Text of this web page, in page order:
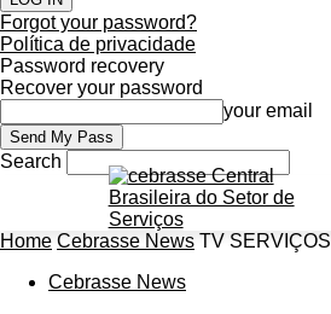
Forgot your password?
Política de privacidade
Password recovery
Recover your password
your email
Search
Home Cebrasse News TV SERVIÇOS
Cebrasse News